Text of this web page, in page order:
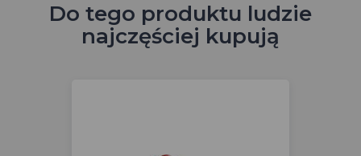
Do tego produktu ludzie
najczęściej kupują